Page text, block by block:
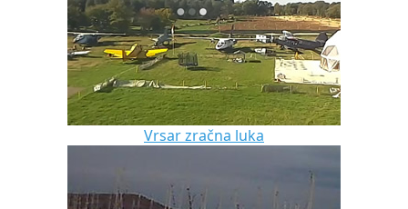
Vrsar zračna luka